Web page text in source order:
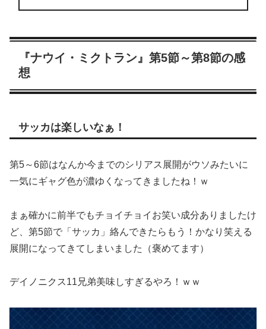
『ナウイ・ミクトラン』第5節～第8節の感
想
サッカは楽しいなぁ！
第5～6節はなんか今までのシリアス展開がウソみたいに
一気にギャグ色が濃ゆくなってきましたね！ｗ
まぁ確かに前半でもチョイチョイお笑い成分ありましたけ
ど、第5節で「サッカ」絡んできたらもう！かなり笑える
展開になってきてしまいました（褒めてます）
デイノニクス11兄弟美味しすぎるやろ！ｗｗ